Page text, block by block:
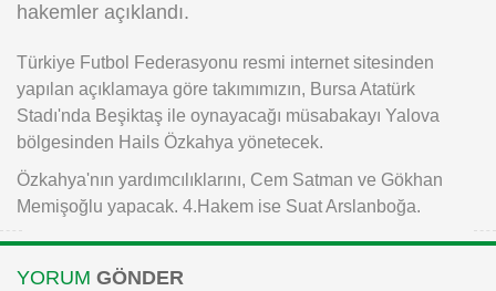
iOS
hakemler açıklandı.
Türkiye Futbol Federasyonu resmi internet sitesinden
yapılan açıklamaya göre takımımızın, Bursa Atatürk
Stadı'nda Beşiktaş ile oynayacağı müsabakayı Yalova
bölgesinden Hails Özkahya yönetecek.
Özkahya'nın yardımcılıklarını, Cem Satman ve Gökhan
Memişoğlu yapacak. 4.Hakem ise Suat Arslanboğa.
YORUM GÖNDER